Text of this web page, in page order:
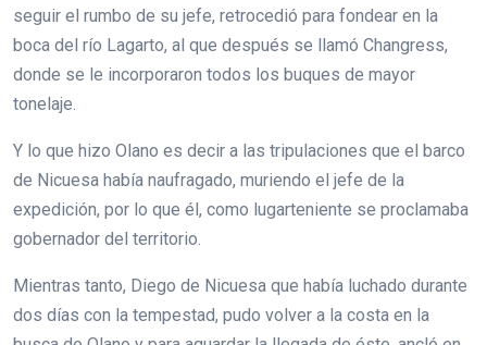
seguir el rumbo de su jefe, retrocedió para fondear en la
boca del río Lagarto, al que después se llamó Changress,
donde se le incorporaron todos los buques de mayor
tonelaje.
Y lo que hizo Olano es decir a las tripulaciones que el barco
de Nicuesa había naufragado, muriendo el jefe de la
expedición, por lo que él, como lugarteniente se proclamaba
gobernador del territorio.
Mientras tanto, Diego de Nicuesa que había luchado durante
dos días con la tempestad, pudo volver a la costa en la